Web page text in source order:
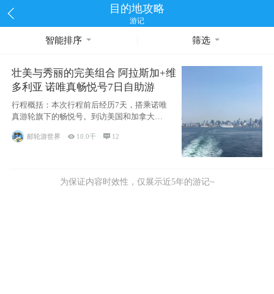
目的地攻略
游记
智能排序 筛选
壮美与秀丽的完美组合 阿拉斯加+维
多利亚 诺唯真畅悦号7日自助游
行程概括：本次行程前后经历7天，搭乘诺唯
真游轮旗下的畅悦号。到访美国和加拿大的4
个州/省：美国华盛顿州
邮轮游世界  10.0千  12
为保证内容时效性，仅展示近5年的游记~